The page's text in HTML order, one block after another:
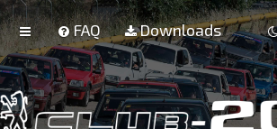
FAQ Downloads